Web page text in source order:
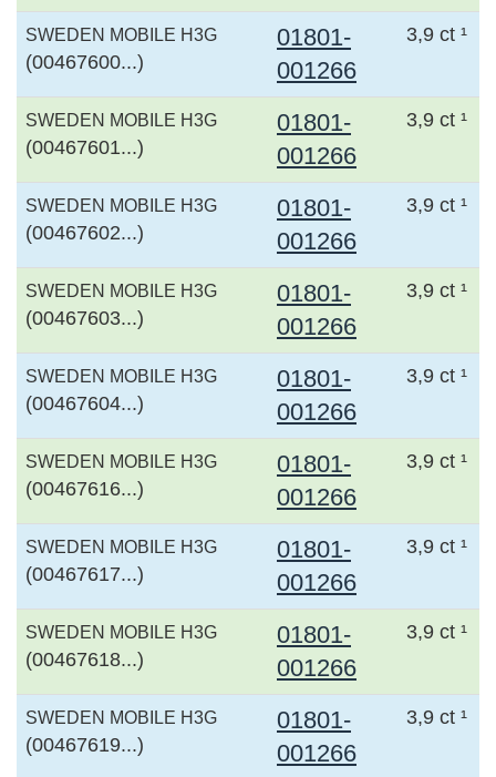
SWEDEN MOBILE H3G
(00467600...)
01801-
001266
3,9 ct ¹
SWEDEN MOBILE H3G
(00467601...)
01801-
001266
3,9 ct ¹
SWEDEN MOBILE H3G
(00467602...)
01801-
001266
3,9 ct ¹
SWEDEN MOBILE H3G
(00467603...)
01801-
001266
3,9 ct ¹
SWEDEN MOBILE H3G
(00467604...)
01801-
001266
3,9 ct ¹
SWEDEN MOBILE H3G
(00467616...)
01801-
001266
3,9 ct ¹
SWEDEN MOBILE H3G
(00467617...)
01801-
001266
3,9 ct ¹
SWEDEN MOBILE H3G
(00467618...)
01801-
001266
3,9 ct ¹
SWEDEN MOBILE H3G
(00467619...)
01801-
001266
3,9 ct ¹